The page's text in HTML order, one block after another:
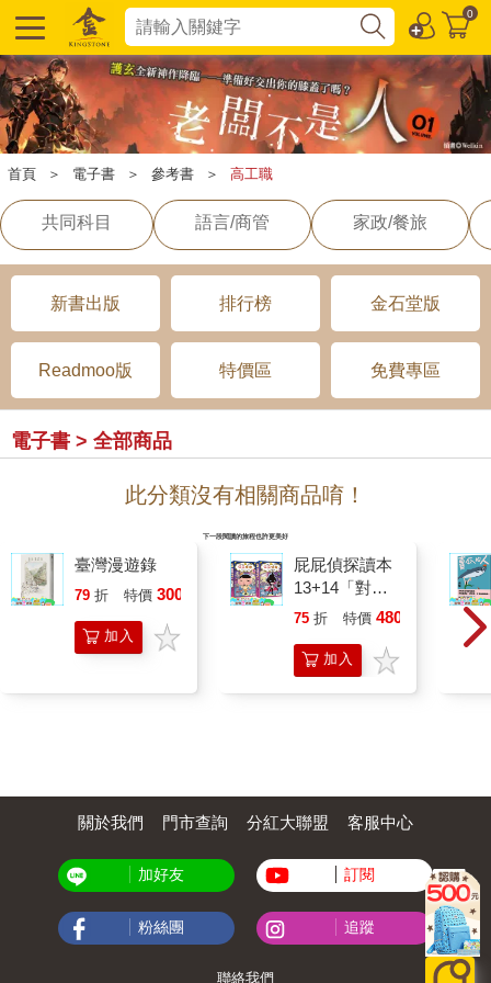
0
首頁 ＞ 電子書 ＞ 參考書 ＞ 高工職
共同科目 語言/商管 家政/餐旅
新書出版 排行榜 金石堂版
Readmoo版 特價區 免費專區
電子書 > 全部商品
此分類沒有相關商品唷！
下一段閱讀的旅程也許更美好
臺灣漫遊錄
79 折 特價 300
加入
車
屁屁偵探讀本
13+14「對
決！怪盜學
共2冊）
75 折 特價 480
加入
關於我們 門市查詢 分紅大聯盟 客服中心
加好友 訂閱
粉絲團 追蹤
聯絡我們